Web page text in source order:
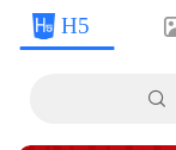
H5
